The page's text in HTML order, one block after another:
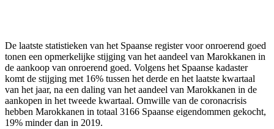
De laatste statistieken van het Spaanse register voor onroerend goed
tonen een opmerkelijke stijging van het aandeel van Marokkanen in
de aankoop van onroerend goed. Volgens het Spaanse kadaster
komt de stijging met 16% tussen het derde en het laatste kwartaal
van het jaar, na een daling van het aandeel van Marokkanen in de
aankopen in het tweede kwartaal. Omwille van de coronacrisis
hebben Marokkanen in totaal 3166 Spaanse eigendommen gekocht,
19% minder dan in 2019.